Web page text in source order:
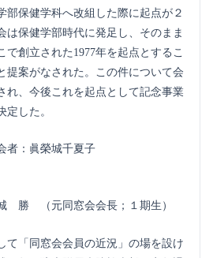
部保健学科へ改組した際に起点が２
は保健学部時代に発足し、そのまま
で創立された1977年を起点とするこ
提案がなされた。この件について会
れ、今後これを起点として記念事業
定した。
：眞榮城千夏子
勝 （元同窓会会長；１期生）
て「同窓会会員の近況」の場を設け